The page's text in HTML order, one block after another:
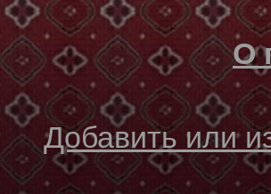
О
Добавить или